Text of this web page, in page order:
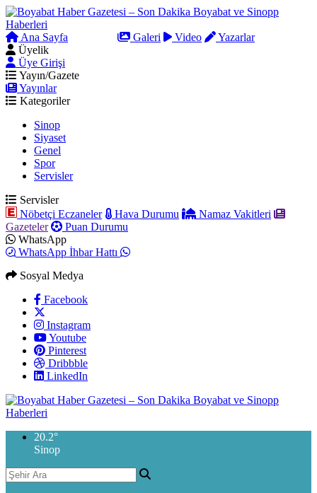
Ana Sayfa Galeri Video
Yazarlar
Üyelik
Üye Girişi
Yayın/Gazete
Yayınlar
Kategoriler
Sinop
Siyaset
Genel
Spor
Servisler
Servisler
Nöbetçi Eczaneler
Hava Durumu
Namaz Vakitleri
Gazeteler
Puan Durumu
WhatsApp
WhatsApp İhbar Hattı
Sosyal Medya
Facebook
Instagram
Youtube
Pinterest
Dribbble
LinkedIn
20.2°
Sinop